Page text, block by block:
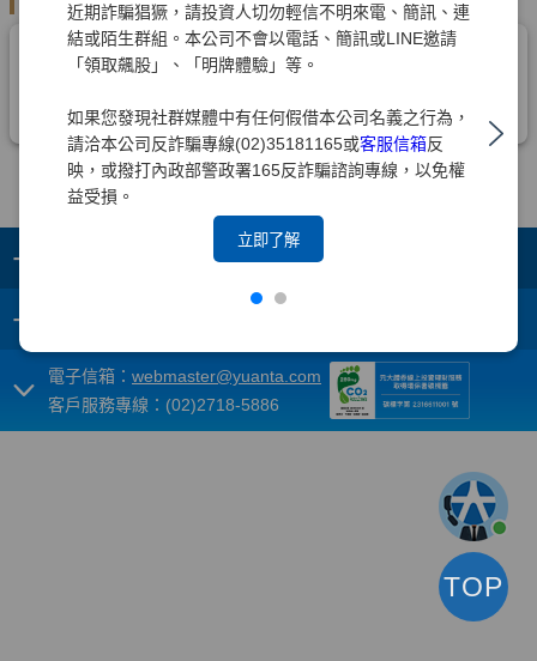
近期詐騙猖獗，請投資人切勿輕信不明來電、簡訊、連
結或陌生群組。本公司不會以電話、簡訊或LINE邀請
「領取飆股」、「明牌體驗」等。
如果您發現社群媒體中有任何假借本公司名義之行為，
請洽本公司反詐騙專線(02)35181165或客服信箱反
映，或撥打內政部警政署165反詐騙諮詢專線，以免權
益受損。
立即了解
+
+
電子信箱： webmaster@yuanta.com
客戶服務專線：(02)2718-5886
TOP